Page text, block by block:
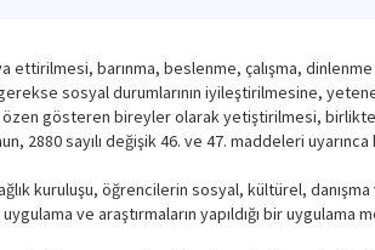
barınma, beslenme, çalışma, dinlenme
sosyal durumlarının iyileştirilmesine,
gösteren bireyler olarak yetiştirilmesi,
2880 sayılı değişik 46. ve 47. maddeleri
kuruluşu, öğrencilerin sosyal, kültürel, danışma
ve araştırmaların yapıldığı bir uygulama